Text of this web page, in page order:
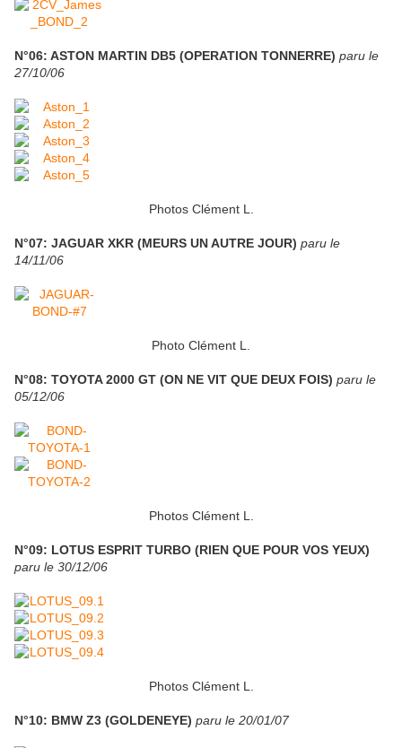
N°06: ASTON MARTIN DB5 (OPERATION TONNERRE) paru le
27/10/06
Photos Clément L.
N°07: JAGUAR XKR (MEURS UN AUTRE JOUR) paru le
14/11/06
Photo Clément L.
N°08: TOYOTA 2000 GT (ON NE VIT QUE DEUX FOIS) paru le
05/12/06
Photos Clément L.
N°09: LOTUS ESPRIT TURBO (RIEN QUE POUR VOS YEUX)
paru le 30/12/06
Photos Clément L.
N°10: BMW Z3 (GOLDENEYE) paru le 20/01/07